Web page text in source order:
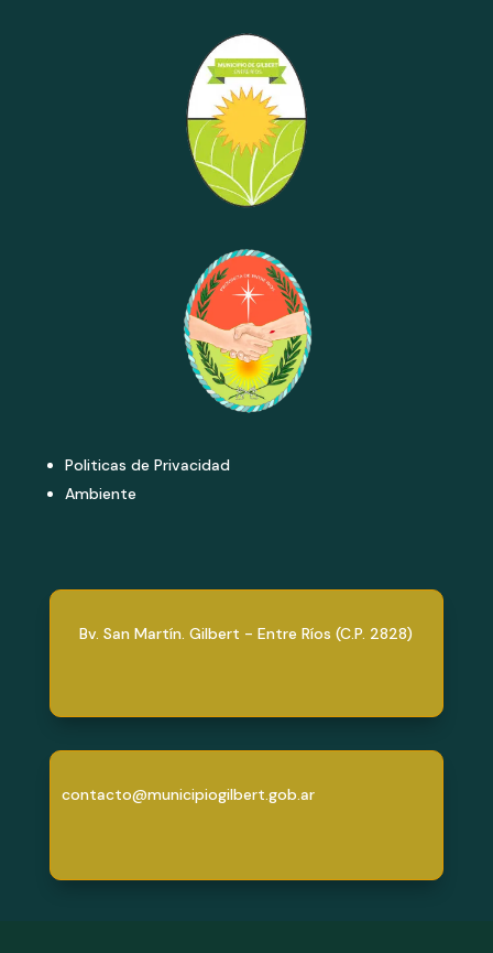
Politicas de Privacidad
Ambiente
Bv. San Martín. Gilbert - Entre Ríos (C.P. 2828)
contacto@municipiogilbert.gob.ar